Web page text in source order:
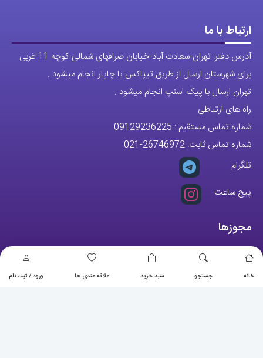
خانه جستجو سبد خرید علاقه مندی ها ورود / ثبت نام
ارتباط با ما
آدرس دفتر: تهران-سعادت آباد-خیابان صرافهای شمالی-کوچه 11-غربی
برای شهرستان ارسال از طریق تیپاکس یا چاپار انجام میشود .
تهران ارسال با پیک اسنپ انجام میشود .
راه های ارتباطی
شماره تماس مستقیم : 09129236225
شماره تماس ثابت: 26746972
-021
تلگرام
پیج ساعت
مجوزها